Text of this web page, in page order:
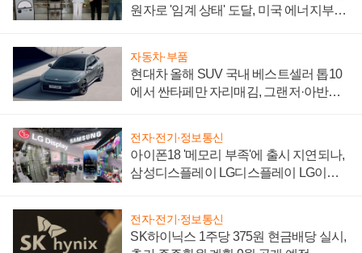
원자로 '임계 상태' 도달, 미국 에너지부
자동차·부품
현대차 올해 SUV 국내 베스트셀러 톱10
에서 싼타페만 자리매김, 그랜저·아반떼
전자·전기·정보통신
아이폰18 '메모리 부족'에 출시 지연되나,
삼성디스플레이 LG디스플레이 LG이노
전자·전기·정보통신
SK하이닉스 1주당 375원 현금배당 실시,